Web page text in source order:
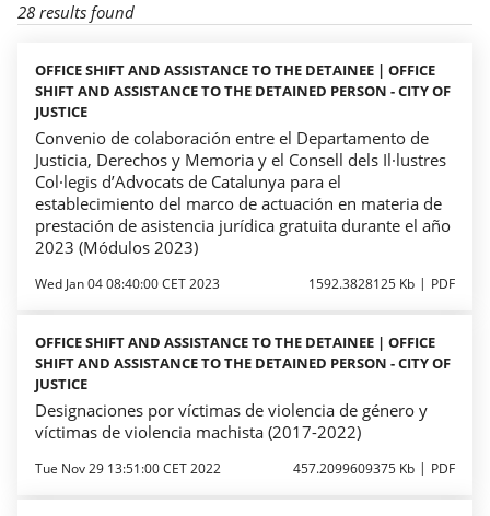
28 results found
OFFICE SHIFT AND ASSISTANCE TO THE DETAINEE | OFFICE
SHIFT AND ASSISTANCE TO THE DETAINED PERSON - CITY OF
JUSTICE
Convenio de colaboración entre el Departamento de
Justicia, Derechos y Memoria y el Consell dels Il·lustres
Col·legis d’Advocats de Catalunya para el
establecimiento del marco de actuación en materia de
prestación de asistencia jurídica gratuita durante el año
2023 (Módulos 2023)
Wed Jan 04 08:40:00 CET 2023 1592.3828125 Kb PDF
OFFICE SHIFT AND ASSISTANCE TO THE DETAINEE | OFFICE
SHIFT AND ASSISTANCE TO THE DETAINED PERSON - CITY OF
JUSTICE
Designaciones por víctimas de violencia de género y
víctimas de violencia machista (2017-2022)
Tue Nov 29 13:51:00 CET 2022 457.2099609375 Kb PDF